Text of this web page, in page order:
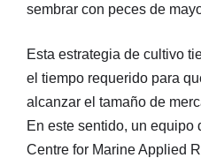
sembrar con peces de
Esta estrategia de cultivo
el tiempo requerido para
alcanzar el tamaño de
En este sentido, un equipo
Centre for Marine Applied